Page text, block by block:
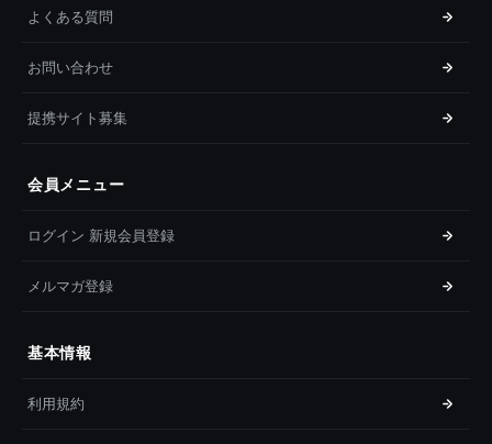
よくある質問
お問い合わせ
提携サイト募集
会員メニュー
ログイン 新規会員登録
メルマガ登録
基本情報
利用規約